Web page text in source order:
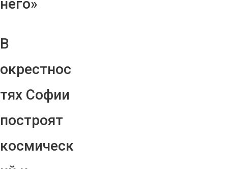
него»
В
окрестнос
тях Софии
построят
космическ